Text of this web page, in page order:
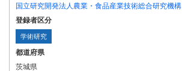
国立研究開発法人農業・食品産業技術総合研究機構
登録者区分
学術研究
都道府県
茨城県